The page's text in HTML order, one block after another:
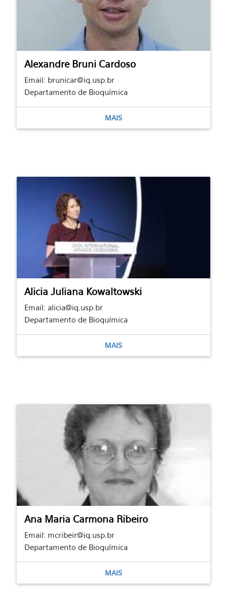
Alexandre Bruni Cardoso
Email: brunicar@iq.usp.br
Departamento de Bioquímica
MAIS
Alicia Juliana Kowaltowski
Email: alicia@iq.usp.br
Departamento de Bioquímica
MAIS
Ana Maria Carmona Ribeiro
Email: mcribeir@iq.usp.br
Departamento de Bioquímica
MAIS